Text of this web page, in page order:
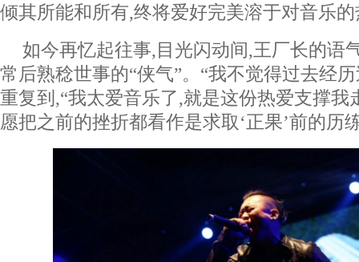
倾其所能和所有,终将爱好完美溶于对音乐
如今再忆起往事,目光闪动间,王厂长的语
常后熟稔世事的“侠气”。“我不觉得过去经
重复到,“我太爱音乐了,就是这份热爱支撑我
愿把之前的挫折都看作是求取‘正果’前的历